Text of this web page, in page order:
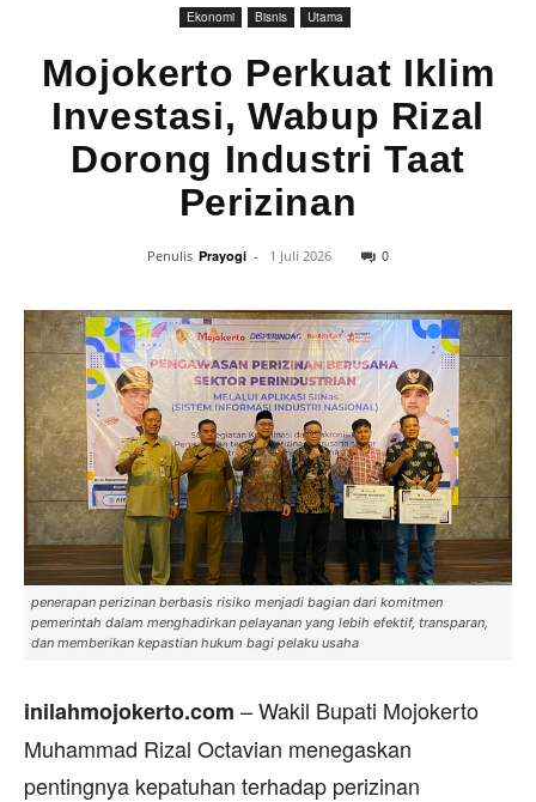
Ekonomi Bisnis Utama
Mojokerto Perkuat Iklim
Investasi, Wabup Rizal
Dorong Industri Taat
Perizinan
Penulis Prayogi - 1 Juli 2026 0
penerapan perizinan berbasis risiko menjadi bagian dari komitmen
pemerintah dalam menghadirkan pelayanan yang lebih efektif, transparan,
dan memberikan kepastian hukum bagi pelaku usaha
inilahmojokerto.com – Wakil Bupati Mojokerto
Muhammad Rizal Octavian menegaskan
pentingnya kepatuhan terhadap perizinan